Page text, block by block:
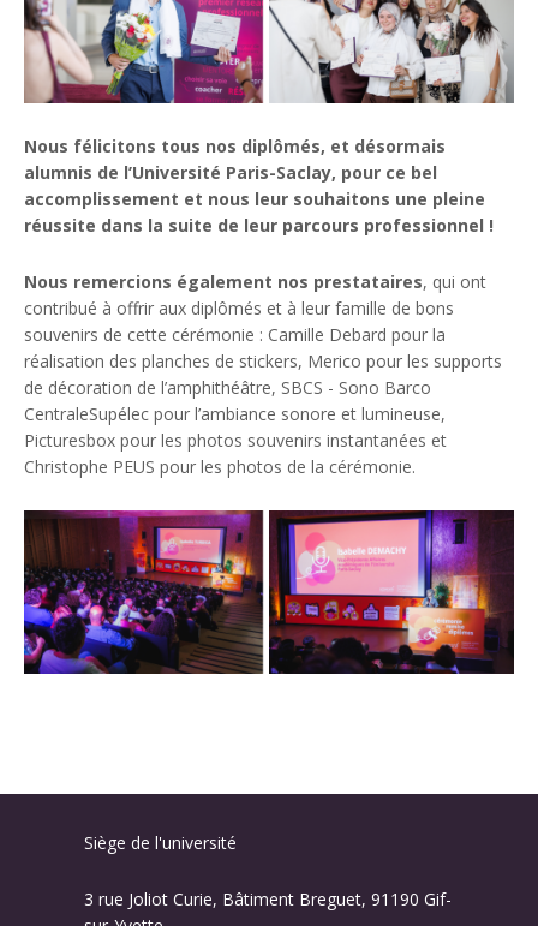
Nous félicitons tous nos diplômés, et désormais
alumnis de l’Université Paris-Saclay, pour ce bel
accomplissement et nous leur souhaitons une pleine
réussite dans la suite de leur parcours professionnel !
Nous remercions également nos prestataires, qui ont
contribué à offrir aux diplômés et à leur famille de bons
souvenirs de cette cérémonie : Camille Debard pour la
réalisation des planches de stickers, Merico pour les supports
de décoration de l’amphithéâtre, SBCS - Sono Barco
CentraleSupélec pour l’ambiance sonore et lumineuse,
Picturesbox pour les photos souvenirs instantanées et
Christophe PEUS pour les photos de la cérémonie.
Siège de l'université
3 rue Joliot Curie, Bâtiment Breguet, 91190 Gif-